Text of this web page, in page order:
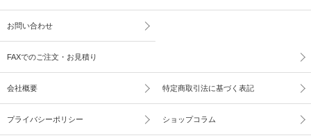
お問い合わせ
FAXでのご注文・お見積り
会社概要 特定商取引法に基づく表記
プライバシーポリシー ショップコラム